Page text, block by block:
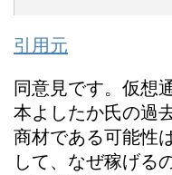
引用元
同意見です。仮想
本よしたか氏の過
商材である可能性
して、なぜ稼げる